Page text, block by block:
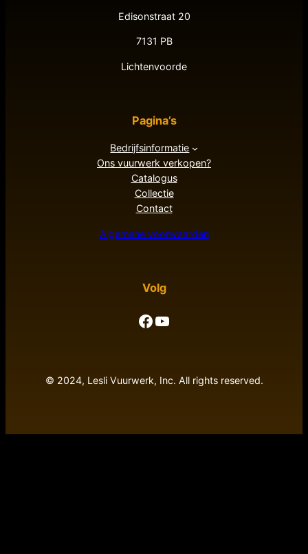
Edisonstraat 20
7131 PB
Lichtenvoorde
Pagina’s
Bedrijfsinformatie
Ons vuurwerk verkopen?
Catalogus
Collectie
Contact
Algemene voorwaarden
Volg
Facebook YouTube
© 2024, Lesli Vuurwerk, Inc. All rights reserved.